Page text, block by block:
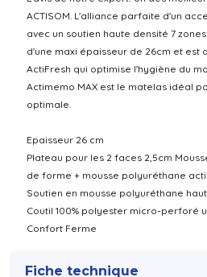
ACTISOM. L'alliance parfaite d'un
avec un soutien haute densité 7
d'une maxi épaisseur de 26cm et est
ActiFresh qui optimise l'hygiène du
Actimemo MAX est le matelas idéal
optimale.
Epaisseur 26 cm
Plateau pour les 2 faces 2,5cm
de forme + mousse polyuréthane
Soutien en mousse polyuréthane
Coutil 100% polyester micro-perforé
Confort Ferme
Fiche technique